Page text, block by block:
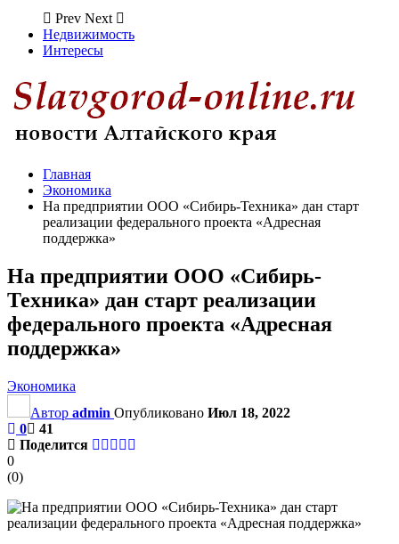
Prev Next
Недвижимость
Интересы
Главная
Экономика
На предприятии ООО «Сибирь-Техника» дан старт
реализации федерального проекта «Адресная
поддержка»
На предприятии ООО «Сибирь-
Техника» дан старт реализации
федерального проекта «Адресная
поддержка»
Экономика
Автор admin Опубликовано Июл 18, 2022
0
41
Поделится
0
(0)